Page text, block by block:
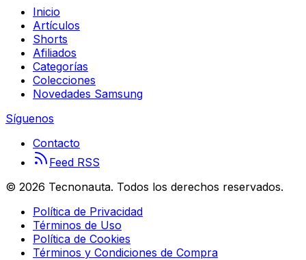
Inicio
Artículos
Shorts
Afiliados
Categorías
Colecciones
Novedades Samsung
Síguenos
Contacto
Feed RSS
© 2026 Tecnonauta. Todos los derechos reservados.
Política de Privacidad
Términos de Uso
Política de Cookies
Términos y Condiciones de Compra